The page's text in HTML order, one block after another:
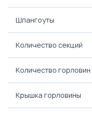
Шпангоуты
Количество секций
Количество горловин
Крышка горловины